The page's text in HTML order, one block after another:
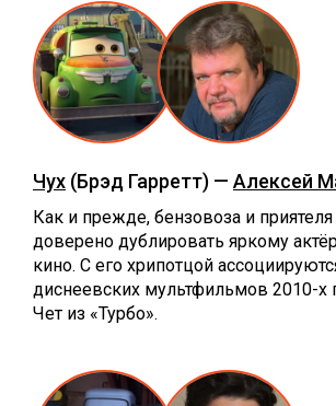
Чух (Брэд Гарретт) — Алексей
Как и прежде, бензовоза и
доверено дублировать яркому
кино. С его хрипотцой
диснеевских мультфильмов 2010-х
Чет из «Турбо».